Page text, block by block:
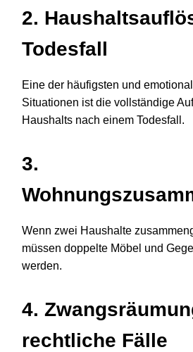
2.
Todesfall
Eine der häufigsten und
Situationen ist die vollständige
Haushalts nach einem Todesfall.
3.
Wenn zwei Haushalte
müssen doppelte Möbel und
werden.
4.
rechtliche Fälle